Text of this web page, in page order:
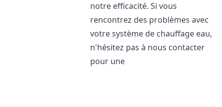
notre efficacité. Si vous
rencontrez des problèmes avec
votre système de chauffage eau,
n'hésitez pas à nous contacter
pour une